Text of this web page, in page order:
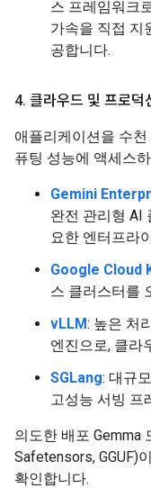
스 프레임워크
가속을 직접 지
공합니다.
4. 클라우드 및 프로덕
애플리케이션을 수
퓨팅 성능에 액세스
Gemini
완전 관리형 AI
요한 엔터프라
Google Cloud
스 클러스터를
vLLM: 높은 처
엔진으로, 클라
SGLang: 대규
고성능 서빙 프
의도한 배포 Gemma
Safetensors, GGUF)
확인합니다.